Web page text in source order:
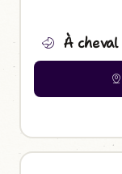
À cheval